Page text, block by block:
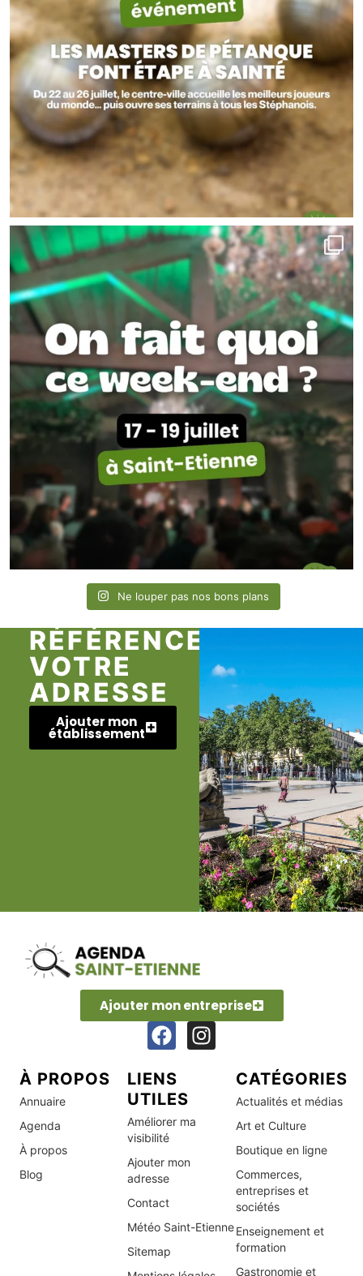
Ne louper pas nos bons plans
RÉFÉRENCEZ
VOTRE
ADRESSE
Ajouter mon
établissement
Ajouter mon entreprise
À PROPOS
Annuaire
Agenda
À propos
Blog
LIENS
UTILES
Améliorer ma
visibilité
Ajouter mon
adresse
Contact
Météo Saint-Etienne
Sitemap
CATÉGORIES
Actualités et médias
Art et Culture
Boutique en ligne
Commerces,
entreprises et
sociétés
Enseignement et
formation
Gastronomie et